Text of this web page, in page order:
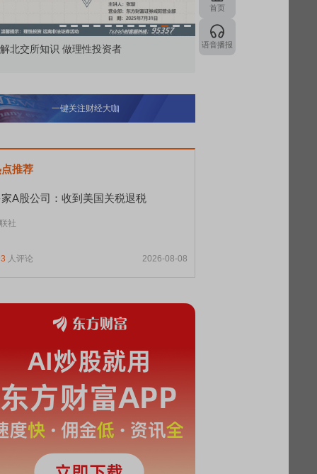
资者 市价委托那么多种，究竟怎么用？
一键关注财经大咖
推荐
A股公司：收到美国关税退税
社
人评论 2026-08-08
首页
语音播报